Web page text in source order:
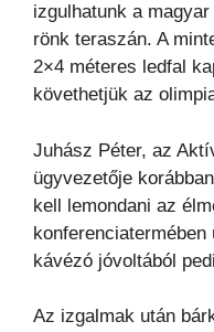
izgulhatunk a
rönk teraszán. A
2×4 méteres ledfal
követhetjük az
Juhász Péter, az
ügyvezetője
kell lemondani az
kávézó jóvoltából
Az izgalmak után